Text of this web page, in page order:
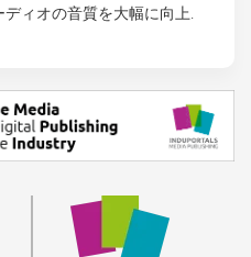
ィオの音質を大幅に向上.